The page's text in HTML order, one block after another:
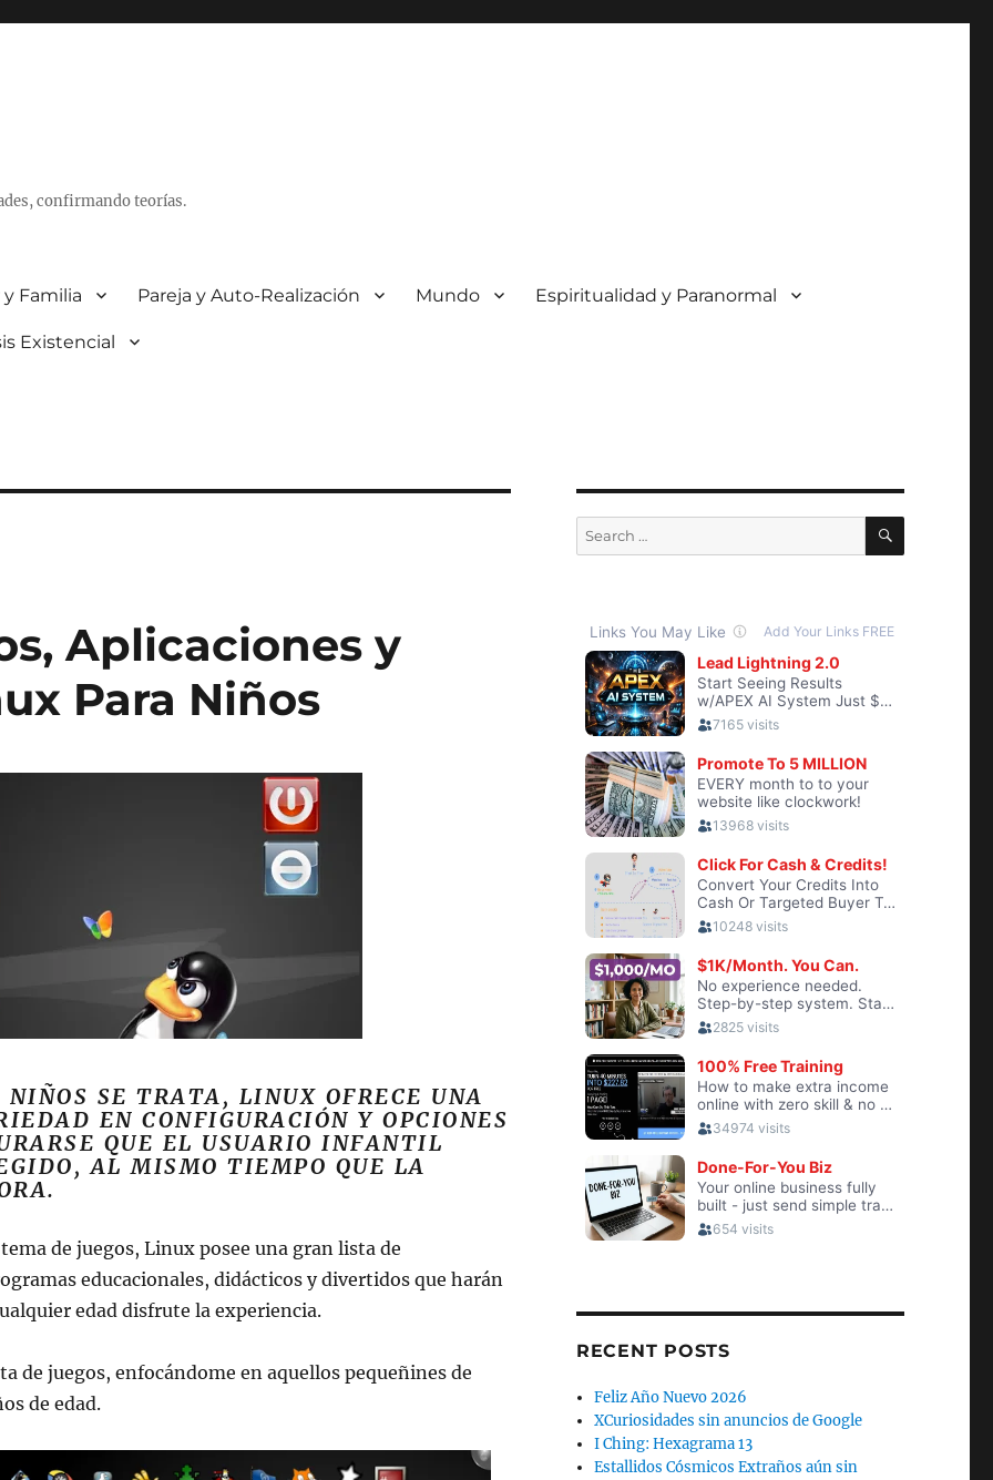
confirmando teorías.
Familia Pareja y Auto-Realización Mundo Espiritualidad y Paranormal
Existencial
Aplicaciones y
Para Niños
NIÑOS SE TRATA, LINUX OFRECE UNA
EN CONFIGURACIÓN Y OPCIONES
QUE EL USUARIO INFANTIL
AL MISMO TIEMPO QUE LA
de juegos, Linux posee una gran lista de
educacionales, didácticos y divertidos que harán
edad disfrute la experiencia.
de juegos, enfocándome en aquellos pequeñines de
de edad.
Search
for:
SEARCH
RECENT POSTS
Feliz Año Nuevo 2026
XCuriosidades sin anuncios de Google
I Ching: Hexagrama 13
Estallidos Cósmicos Extraños aún sin